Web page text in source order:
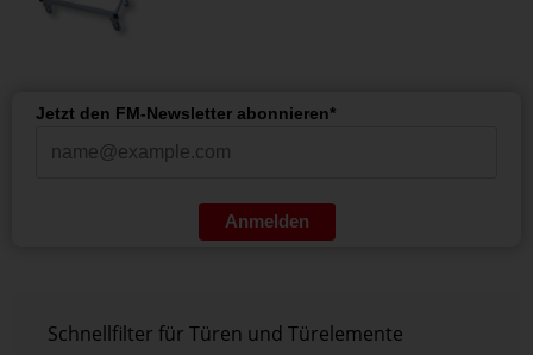
Jetzt den FM-Newsletter abonnieren*
Anmelden
Schnellfilter für Türen und Türelemente